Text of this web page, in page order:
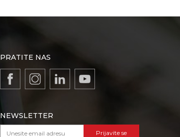
PRATITE NAS
NEWSLETTER
Prijavite se